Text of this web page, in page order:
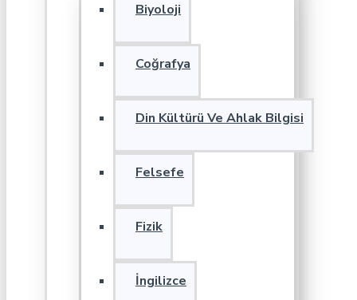
Biyoloji
Coğrafya
Din Kültürü Ve Ahlak Bilgisi
Felsefe
Fizik
İngilizce